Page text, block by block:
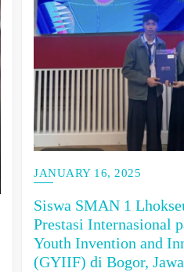
JANUARY 16, 2025
Siswa SMAN 1
Prestasi Internasional
Youth Invention and
(GYIIF) di Bogor,